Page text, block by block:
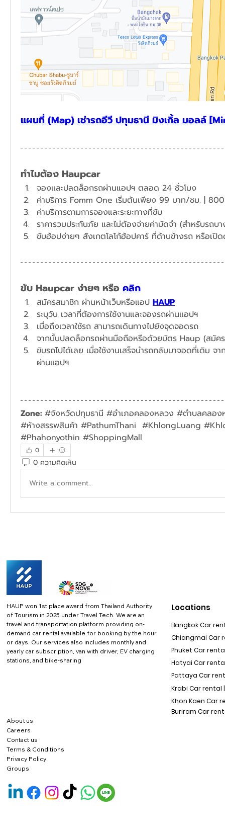
แผนที่ (Map) เช่ารถอีวี ปทุมธานี มิงเกิ้ล มอลล์
ทำไมต้อง Haupcar
จองและปลดล็อกรถผ่านแอปฯ ตลอด 24 ชั่วโมง
ค่าบริการ Fomm One เริ่มต้นเพียง 99 บาท/ชม. |
ค่าบริการตามการจองและระยะทางที่ขับ
ราคารวมประกันภัย และไม่ต้องจ่ายค่ามัดจำ (สำหรับรถบ
ขับ Haupcar ง่ายๆ หรือ คลิก
สมัครสมาชิก ผ่านหน้าเว็บหรือแอป HAUP
ระบุวัน เวลาที่ต้องการใช้งานและจองรถผ่านแอปฯ​
เมื่อถึงเวลาใช้รถ สามารถเดินทางไปยังจุดจอดรถ
จากนั้นปลดล็อกรถผ่านมือถือหรือด้วยบัตร Haup (สมัค
ขับรถไปได้เลย เมื่อใช้งานเสร็จนำรถกลับมาจอดที่เดิม
ผ่านแอปฯ
Zone: #จังหวัดปทุมธานี #อำเภอคลองหลวง #ตำบลคลอ
#ห้างสรรพสินค้า #PathumThani  #KhlongLuang
#Phahonyothin #ShoppingMall
0
0 ความคิดเห็น
Write a comment...
HAUP won 1st place award from Thailand Authority
of Tourism in 2025 under Travel Tech. We are an
travel and transportation platform providing on-
demand car rental available for booking by the hour
or days. Our services also includes monthly and
yearly car subscription, van with driver, EV charging
stations, and bike-sharing
About us
Careers
Contact us
Terms & Conditions
Privacy Policy
Locations
Bangkok Car
Chiangmai Car
Phuket Car rental
Hatyai Car
Pattaya Car
Krabi Car rental |
Khon Kaen Car
Buriram Car
Groups